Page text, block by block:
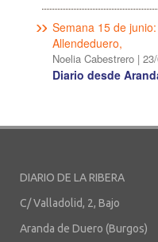
Semana 15 de
Allendeduero,
Noelia Cabestrero |
Diario desde
DIARIO DE LA RIBERA
C/ Valladolid, 2, Bajo
Aranda de Duero (Burgos)